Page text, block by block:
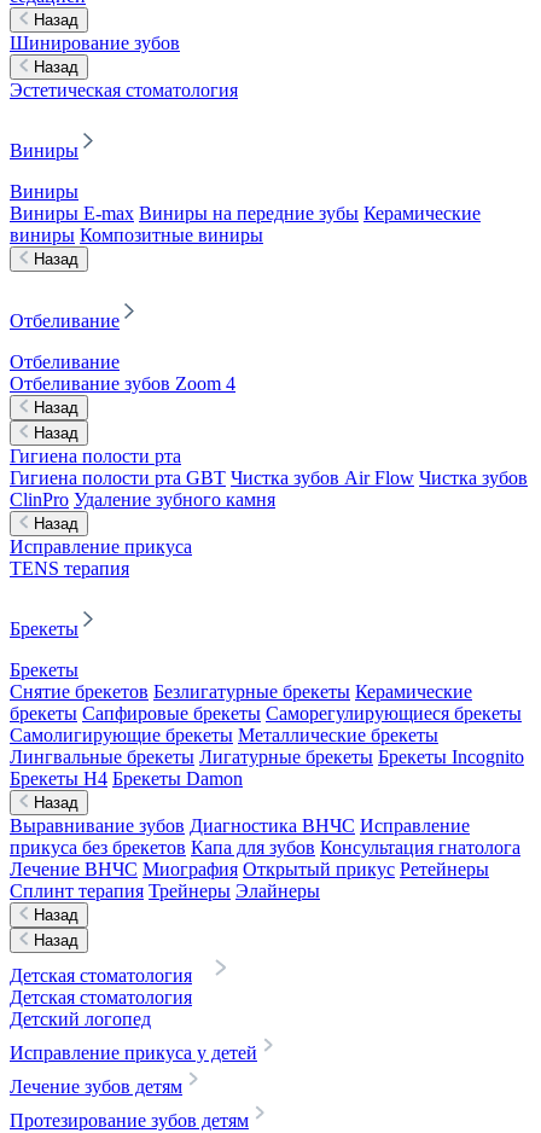
Назад
Шинирование зубов
Назад
Эстетическая стоматология
Виниры
Виниры
Виниры E-max Виниры на передние зубы Керамические
виниры Композитные виниры
Назад
Отбеливание
Отбеливание
Отбеливание зубов Zoom 4
Назад
Назад
Гигиена полости рта
Гигиена полости рта GBT Чистка зубов Air Flow Чистка зубов
ClinPro Удаление зубного камня
Назад
Исправление прикуса
TENS терапия
Брекеты
Брекеты
Снятие брекетов Безлигатурные брекеты Керамические
брекеты Сапфировые брекеты Саморегулирующиеся брекеты
Самолигирующие брекеты Металлические брекеты
Лингвальные брекеты Лигатурные брекеты Брекеты Incognito
Брекеты H4 Брекеты Damon
Назад
Выравнивание зубов Диагностика ВНЧС Исправление
прикуса без брекетов Капа для зубов Консультация гнатолога
Лечение ВНЧС Миография Открытый прикус Ретейнеры
Сплинт терапия Трейнеры Элайнеры
Назад
Назад
Детская стоматология
Детская стоматология
Детский логопед
Исправление прикуса у детей
Лечение зубов детям
Протезирование зубов детям